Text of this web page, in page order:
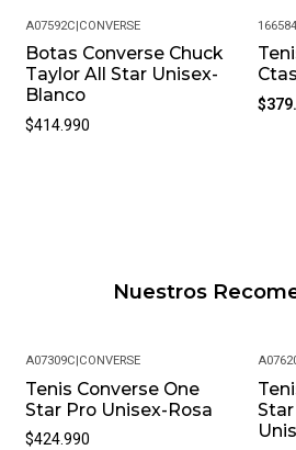
A07592C|CONVERSE
Botas Converse Chuck
Taylor All Star Unisex-
Blanco
$414.990
-
Nuestros
A07309C|CONVERSE
Tenis Converse One
Star Pro Unisex-Rosa
$424.990